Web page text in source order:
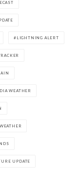
LIGHTNING ALERT
WEATHER
UPDATE